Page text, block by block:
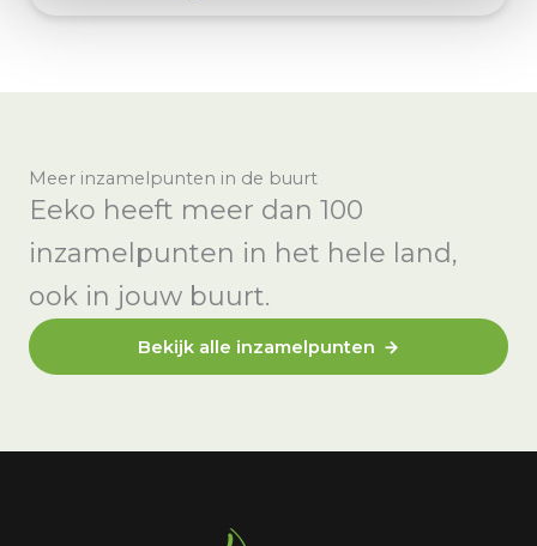
Meer inzamelpunten in de buurt
Eeko heeft meer dan 100
inzamelpunten in het hele land,
ook in jouw buurt.
Bekijk alle inzamelpunten